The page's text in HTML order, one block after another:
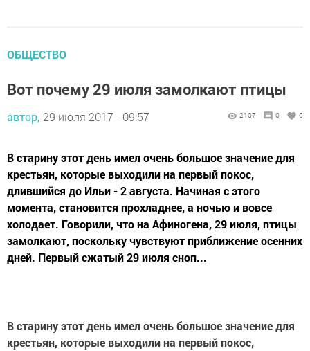
ОБЩЕСТВО
Вот почему 29 июля замолкают птицы
автор, 29 июля 2017 - 09:57 2107 0 0
В старину этот день имел очень большое значение для
крестьян, которые выходили на первый покос,
длившийся до Ильи - 2 августа. Начиная с этого
момента, становится прохладнее, а ночью и вовсе
холодает. Говорили, что на Афиногена, 29 июля, птицы
замолкают, поскольку чувствуют приближение осенних
дней. Первый сжатый 29 июля сноп...
В старину этот день имел очень большое значение для
крестьян, которые выходили на первый покос,